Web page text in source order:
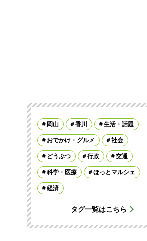
岡山 香川 生活・話題
おでかけ・グルメ 社会
どうぶつ 行政 交通
科学・医療 ほっとマルシェ
経済
タグ一覧はこちら